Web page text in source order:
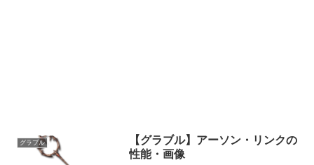
グラブル
【グラブル】アーソン・リンクの
性能・画像